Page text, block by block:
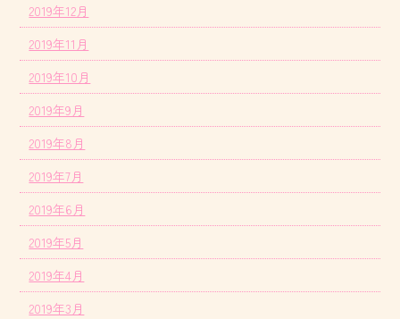
2019年12月
2019年11月
2019年10月
2019年9月
2019年8月
2019年7月
2019年6月
2019年5月
2019年4月
2019年3月